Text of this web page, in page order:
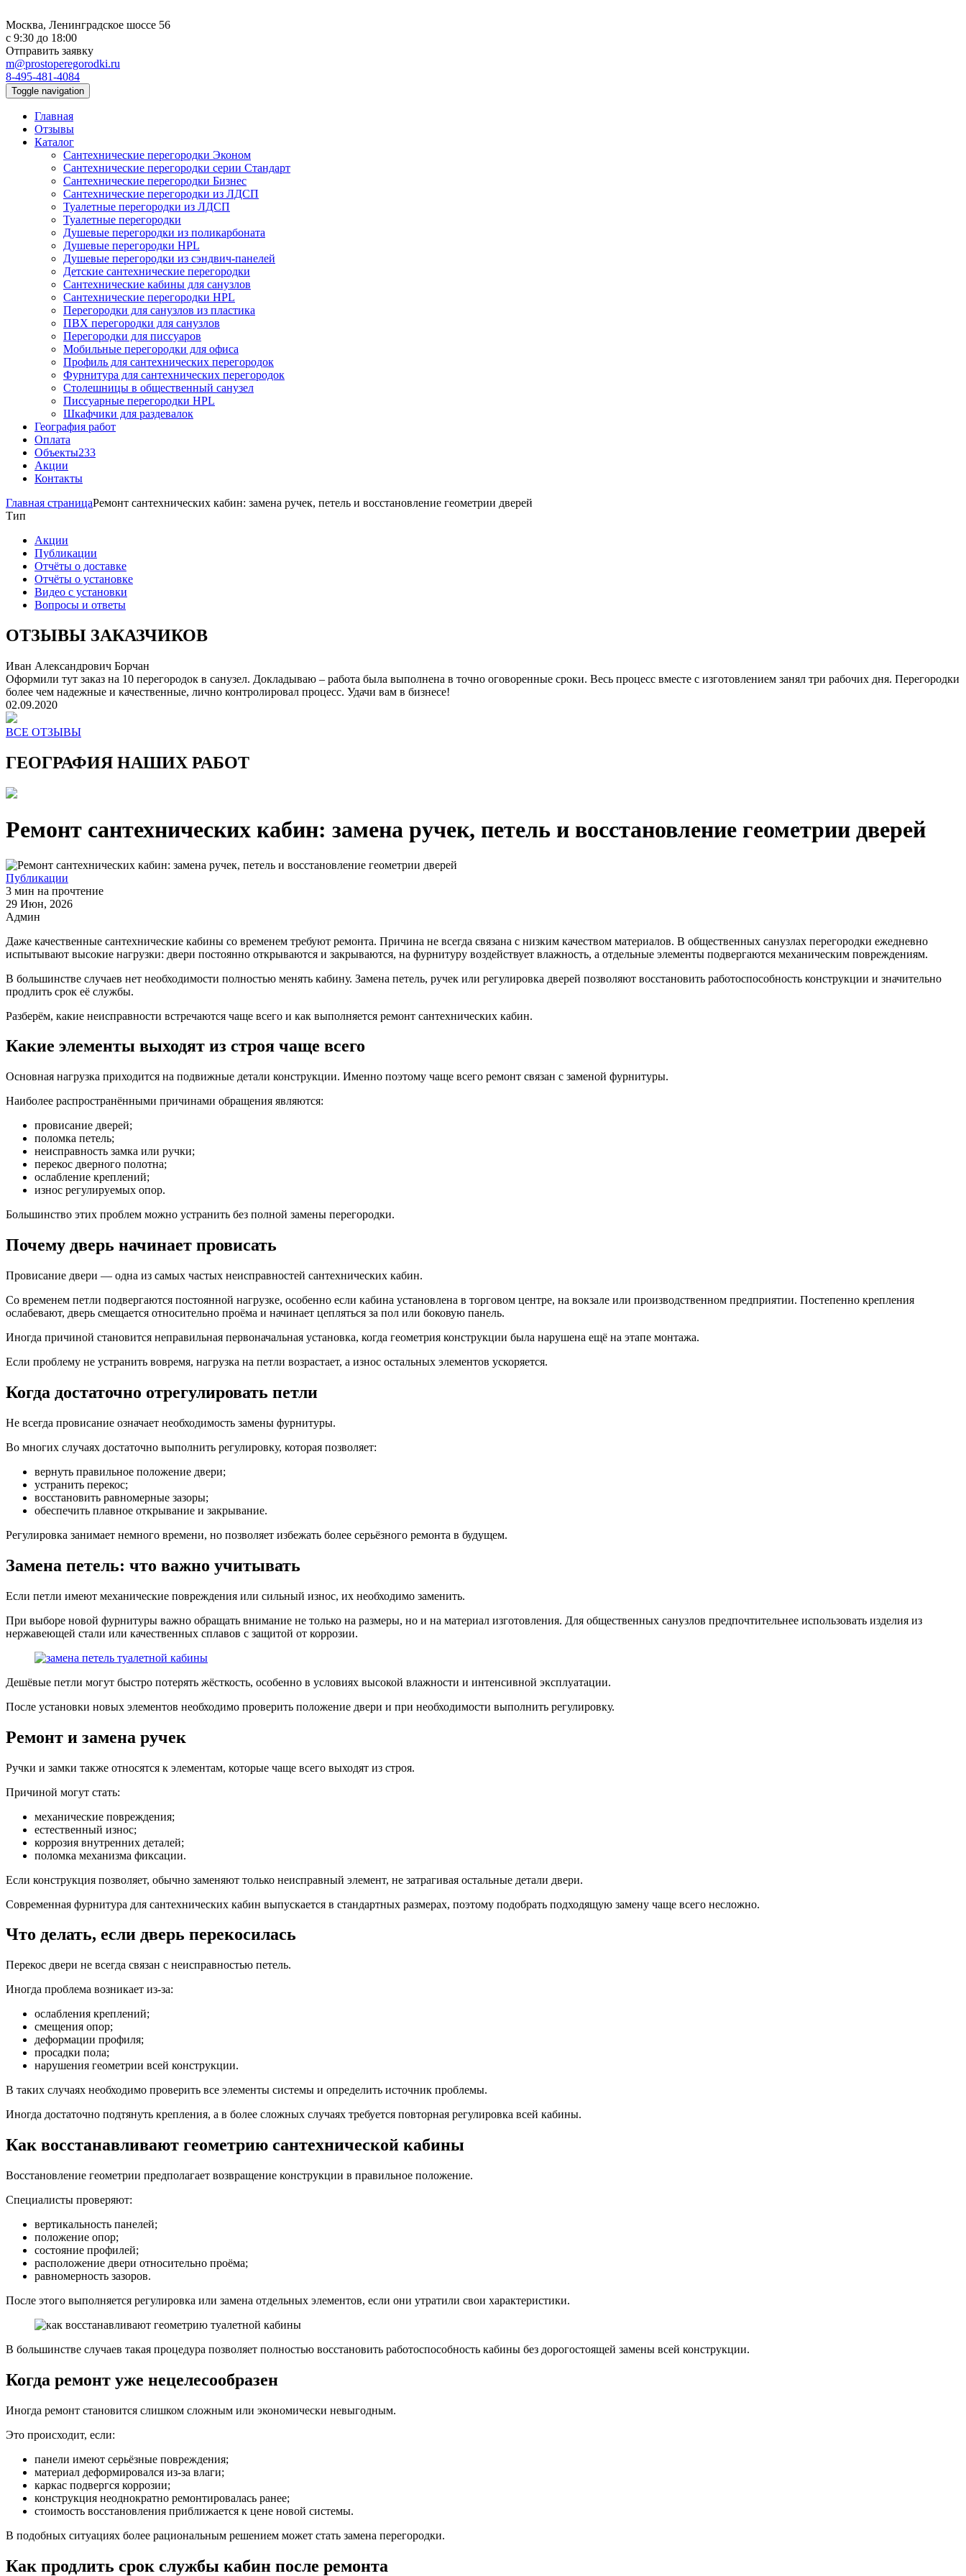
Москва, Ленинградское шоссе 56
с 9:30 до 18:00
Отправить заявку
m@prostoperegorodki.ru
8-495-481-4084
Toggle navigation
Главная
Отзывы
Каталог
Сантехнические перегородки Эконом
Сантехнические перегородки серии Стандарт
Сантехнические перегородки Бизнес
Сантехнические перегородки из ЛДСП
Туалетные перегородки из ЛДСП
Туалетные перегородки
Душевые перегородки из поликарбоната
Душевые перегородки HPL
Душевые перегородки из сэндвич-панелей
Детские сантехнические перегородки
Сантехнические кабины для санузлов
Сантехнические перегородки HPL
Перегородки для санузлов из пластика
ПВХ перегородки для санузлов
Перегородки для писсуаров
Мобильные перегородки для офиса
Профиль для сантехнических перегородок
Фурнитура для сантехнических перегородок
Столешницы в общественный санузел
Писсуарные перегородки HPL
Шкафчики для раздевалок
География работ
Оплата
Объекты233
Акции
Контакты
Главная страницаРемонт сантехнических кабин: замена ручек, петель и восстановление геометрии дверей
Тип
Акции
Публикации
Отчёты о доставке
Отчёты о установке
Видео с установки
Вопросы и ответы
ОТЗЫВЫ ЗАКАЗЧИКОВ
Иван Александрович Борчан
Оформили тут заказ на 10 перегородок в санузел. Докладываю – работа была выполнена в точно оговоренные сроки. Весь процесс вместе с изготовлением занял три рабочих дня. Перегородки
более чем надежные и качественные, лично контролировал процесс. Удачи вам в бизнесе!
02.09.2020
ВСЕ ОТЗЫВЫ
ГЕОГРАФИЯ НАШИХ РАБОТ
Ремонт сантехнических кабин: замена ручек, петель и восстановление геометрии дверей
Публикации
3 мин на прочтение
29 Июн, 2026
Админ
Даже качественные сантехнические кабины со временем требуют ремонта. Причина не всегда связана с низким качеством материалов. В общественных санузлах перегородки ежедневно
испытывают высокие нагрузки: двери постоянно открываются и закрываются, на фурнитуру воздействует влажность, а отдельные элементы подвергаются механическим повреждениям.
В большинстве случаев нет необходимости полностью менять кабину. Замена петель, ручек или регулировка дверей позволяют восстановить работоспособность конструкции и значительно
продлить срок её службы.
Разберём, какие неисправности встречаются чаще всего и как выполняется ремонт сантехнических кабин.
Какие элементы выходят из строя чаще всего
Основная нагрузка приходится на подвижные детали конструкции. Именно поэтому чаще всего ремонт связан с заменой фурнитуры.
Наиболее распространёнными причинами обращения являются:
провисание дверей;
поломка петель;
неисправность замка или ручки;
перекос дверного полотна;
ослабление креплений;
износ регулируемых опор.
Большинство этих проблем можно устранить без полной замены перегородки.
Почему дверь начинает провисать
Провисание двери — одна из самых частых неисправностей сантехнических кабин.
Со временем петли подвергаются постоянной нагрузке, особенно если кабина установлена в торговом центре, на вокзале или производственном предприятии. Постепенно крепления
ослабевают, дверь смещается относительно проёма и начинает цепляться за пол или боковую панель.
Иногда причиной становится неправильная первоначальная установка, когда геометрия конструкции была нарушена ещё на этапе монтажа.
Если проблему не устранить вовремя, нагрузка на петли возрастает, а износ остальных элементов ускоряется.
Когда достаточно отрегулировать петли
Не всегда провисание означает необходимость замены фурнитуры.
Во многих случаях достаточно выполнить регулировку, которая позволяет:
вернуть правильное положение двери;
устранить перекос;
восстановить равномерные зазоры;
обеспечить плавное открывание и закрывание.
Регулировка занимает немного времени, но позволяет избежать более серьёзного ремонта в будущем.
Замена петель: что важно учитывать
Если петли имеют механические повреждения или сильный износ, их необходимо заменить.
При выборе новой фурнитуры важно обращать внимание не только на размеры, но и на материал изготовления. Для общественных санузлов предпочтительнее использовать изделия из
нержавеющей стали или качественных сплавов с защитой от коррозии.
Дешёвые петли могут быстро потерять жёсткость, особенно в условиях высокой влажности и интенсивной эксплуатации.
После установки новых элементов необходимо проверить положение двери и при необходимости выполнить регулировку.
Ремонт и замена ручек
Ручки и замки также относятся к элементам, которые чаще всего выходят из строя.
Причиной могут стать:
механические повреждения;
естественный износ;
коррозия внутренних деталей;
поломка механизма фиксации.
Если конструкция позволяет, обычно заменяют только неисправный элемент, не затрагивая остальные детали двери.
Современная фурнитура для сантехнических кабин выпускается в стандартных размерах, поэтому подобрать подходящую замену чаще всего несложно.
Что делать, если дверь перекосилась
Перекос двери не всегда связан с неисправностью петель.
Иногда проблема возникает из-за:
ослабления креплений;
смещения опор;
деформации профиля;
просадки пола;
нарушения геометрии всей конструкции.
В таких случаях необходимо проверить все элементы системы и определить источник проблемы.
Иногда достаточно подтянуть крепления, а в более сложных случаях требуется повторная регулировка всей кабины.
Как восстанавливают геометрию сантехнической кабины
Восстановление геометрии предполагает возвращение конструкции в правильное положение.
Специалисты проверяют:
вертикальность панелей;
положение опор;
состояние профилей;
расположение двери относительно проёма;
равномерность зазоров.
После этого выполняется регулировка или замена отдельных элементов, если они утратили свои характеристики.
В большинстве случаев такая процедура позволяет полностью восстановить работоспособность кабины без дорогостоящей замены всей конструкции.
Когда ремонт уже нецелесообразен
Иногда ремонт становится слишком сложным или экономически невыгодным.
Это происходит, если:
панели имеют серьёзные повреждения;
материал деформировался из-за влаги;
каркас подвергся коррозии;
конструкция неоднократно ремонтировалась ранее;
стоимость восстановления приближается к цене новой системы.
В подобных ситуациях более рациональным решением может стать замена перегородки.
Как продлить срок службы кабин после ремонта